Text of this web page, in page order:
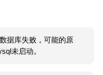
据库失败，可能的原
未启动。